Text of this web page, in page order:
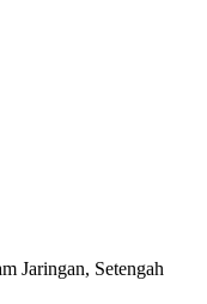
Jaringan, Setengah